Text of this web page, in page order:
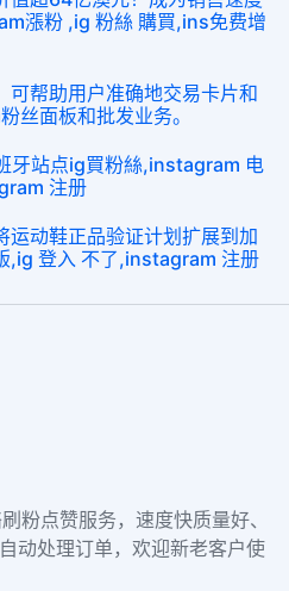
漲粉 ,ig 粉絲 購買,ins免费增
可帮助用户准确地交易卡片和
丝面板和批发业务。
牙站点ig買粉絲,instagram 电
注册
运动鞋正品验证计划扩展到加
,ig 登入 不了,instagram 注册
粉点赞服务，速度快质量好、
动处理订单，欢迎新老客户使